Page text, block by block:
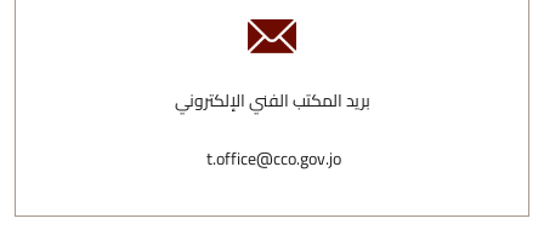
بريد المكتب الفني الإلكتروني
t.office@cco.gov.jo